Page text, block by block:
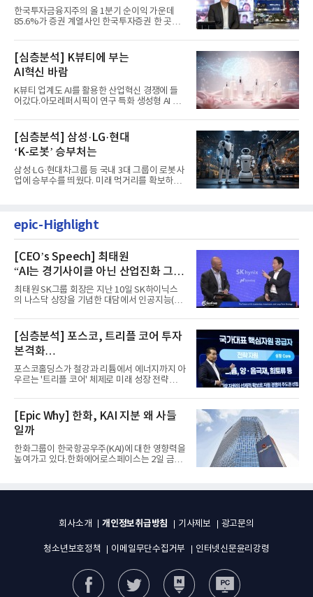
발걸음이 신중해진 배경은?
한국투자금융지주의 올 1분기 순이익 가운데
85.6%가 증권 계열사인 한국투자증권 한 곳에
[심층분석] K뷰티에 부는
AI혁신 바람
K뷰티 업계도 AI를 활용한 산업혁신 경쟁에 들
어갔다.아모레퍼시픽이 연구 특화 생성형 AI 플
[심층분석] 삼성·LG·현대
‘K-로봇’ 승부처는
삼성·LG·현대차그룹 등 국내 3대 그룹이 로봇사
업에 승부수를 띄웠다. 미래 먹거리를 확보하기
epic-Highlight
[CEO’s Speech] 최태원
“AI는 경기사이클 아닌 산업진화 그
자체”
최태원 SK그룹 회장은 지난 10일 SK하이닉스
의 나스닥 상장을 기념한 대담에서 인공지능(AI)
[심층분석] 포스코, 트리플 코어 투자
본격화
16조7천억원 투자 재원 마련 전략은?
포스코홀딩스가 철강과 리튬에서 에너지까지 아
우르는 '트리플 코어' 체제로 미래 성장 전략을
[Epic Why] 한화, KAI 지분 왜 사들
일까
한화그룹이 한국항공우주(KAI)에 대한 영향력을
높여가고 있다.한화에어로스페이스는 2일 금융
회사소개 개인정보취급방침 기사제보 광고문의
청소년보호정책 이메일무단수집거부 인터넷신문윤리강령